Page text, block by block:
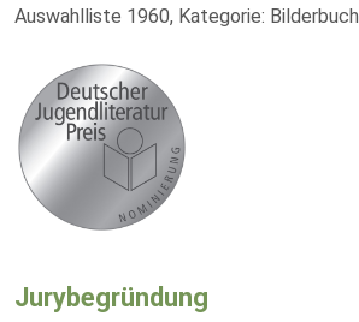
Auswahlliste 1960, Kategorie: Bilderbuch
Jurybegründung